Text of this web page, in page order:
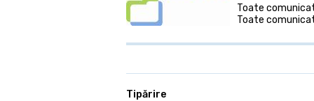
Toate
Toate
Tipărire